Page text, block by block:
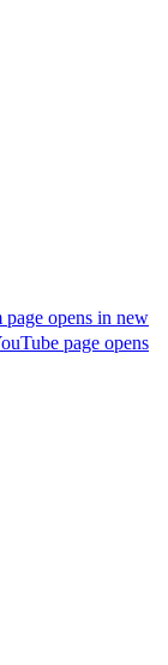
page opens in new
page opens